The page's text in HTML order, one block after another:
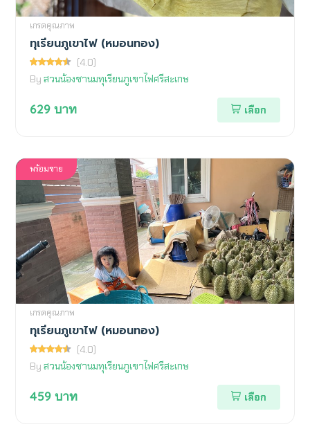
เกรดคุณภาพ
ทุเรียนภูเขาไฟ (หมอนทอง)
(4.0)
By สวนน้องชานมทุเรียนภูเขาไฟศรีสะเกษ
629 บาท เลือก
พร้อมขาย
เกรดคุณภาพ
ทุเรียนภูเขาไฟ (หมอนทอง)
(4.0)
By สวนน้องชานมทุเรียนภูเขาไฟศรีสะเกษ
459 บาท เลือก